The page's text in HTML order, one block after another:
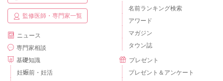
監修医師・専門家一覧
ニュース
専門家相談
基礎知識
妊娠前・妊活
名前ランキング検索
アワード
マガジン
タウン誌
プレゼント
プレゼント＆アンケート